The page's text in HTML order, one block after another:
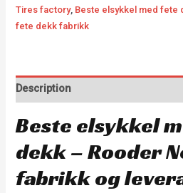
Tires factory, Beste elsykkel med fete
fete dekk fabrikk
Description
Beste elsykkel
dekk – Rooder
fabrikk og